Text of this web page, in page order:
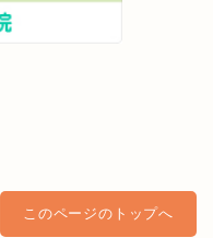
このページのトップへ